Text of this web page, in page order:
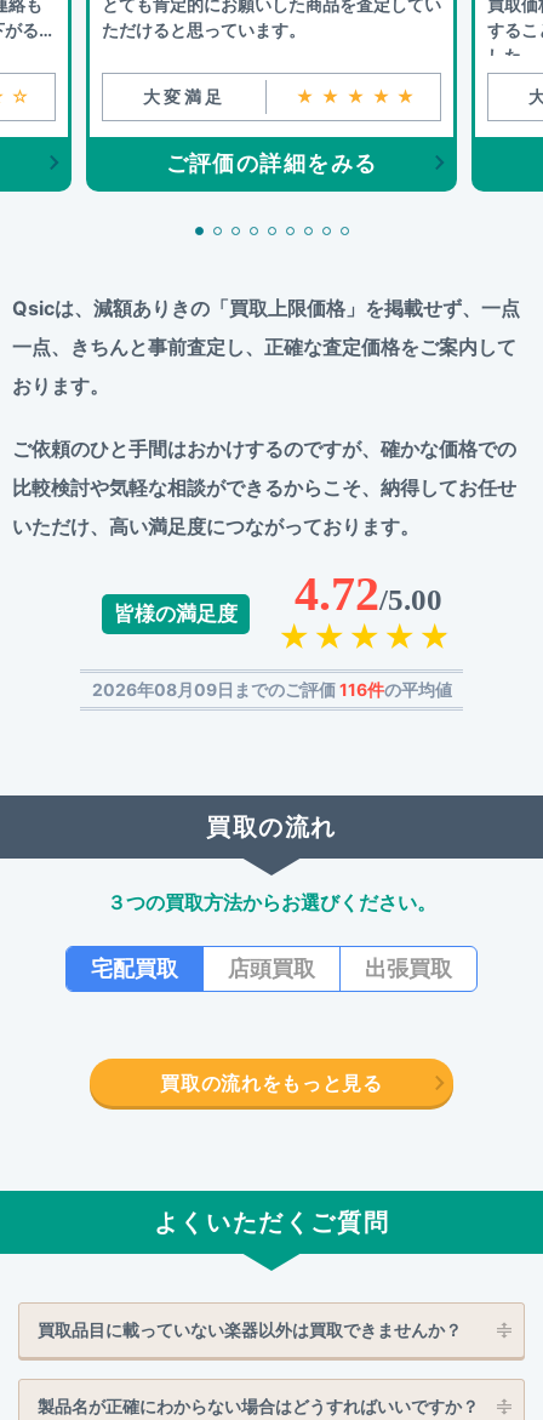
絡も
るこ
とても肯定的にお願いした商品を査定してい
ただけると思っています。
大変満足 ★★★★★
ご評価の詳細をみる
買取
するこ
した。
Qsicは、減額ありきの「買取上限価格」を掲載せず、 一点
一点、きちんと事前査定し、正確な査定価格をご案内して
おります。
ご依頼のひと手間はおかけするのですが、 確かな価格での
比較検討や気軽な相談ができるからこそ、 納得してお任せ
いただけ、高い満足度につながっております。
皆様の満足度 4.72/5.00
2026年08月09日までのご評価116件の平均値
買取の流れ
３つの買取方法からお選びください。
宅配買取 店頭買取 出張買取
買取の流れをもっと見る
よくいただくご質問
買取品目に載っていない楽器以外は買取できませんか？
製品名が正確にわからない場合はどうすればいいですか？